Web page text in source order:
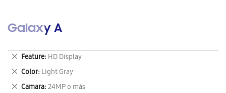
Galaxy A
Feature HD Display
Eliminar
este
artículo
Color Light Gray
Eliminar
este
Camara 24MP o más
Eliminar